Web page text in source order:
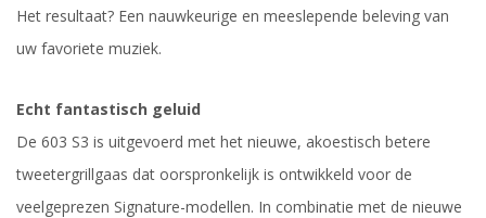
Het resultaat? Een nauwkeurige en meeslepende beleving van
uw favoriete muziek.
Echt fantastisch geluid
De 603 S3 is uitgevoerd met het nieuwe, akoestisch betere
tweetergrillgaas dat oorspronkelijk is ontwikkeld voor de
veelgeprezen Signature-modellen. In combinatie met de nieuwe